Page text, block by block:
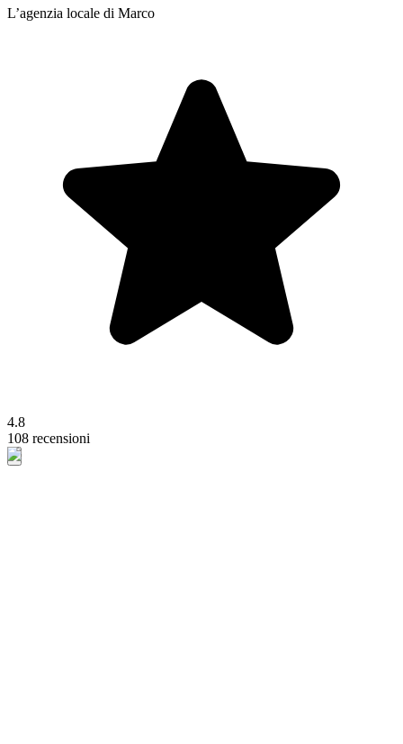
L’agenzia locale di Marco
4.8
108 recensioni